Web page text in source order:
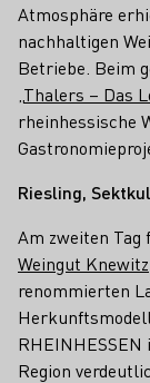
Atmosphäre
nachhaltigen
Betriebe. Beim
Thalers – Das
rheinhessische
Riesling,
Am zweiten Tag
Weingut Knewitz
renommierten
Region